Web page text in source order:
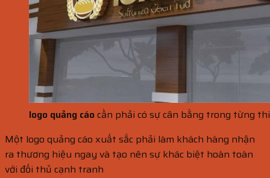
logo quảng cáocần phải có sự cân bằng trong từng
Một logo quảng cáo xuất sắc phải làm khách hàng nhận
ra thương hiệu ngay và tạo nên sự khác biệt hoàn toàn
với đối thủ cạnh tranh